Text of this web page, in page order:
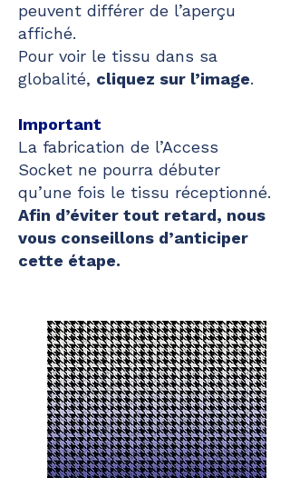
peuvent différer de l’aperçu
affiché.
Pour voir le tissu dans sa
globalité, cliquez sur l’image.
Important
La fabrication de l’Access
Socket ne pourra débuter
qu’une fois le tissu réceptionné.
Afin d’éviter tout retard, nous
vous conseillons d’anticiper
cette étape.